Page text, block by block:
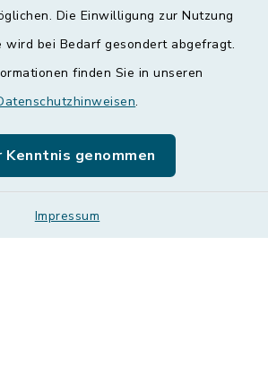
Die Einwilligung zur Nutzung
wird bei Bedarf gesondert abgefragt.
finden Sie in unseren
.
Kenntnis genommen
Impressum
Datenschutz
Leichte Sprache
Sitemap